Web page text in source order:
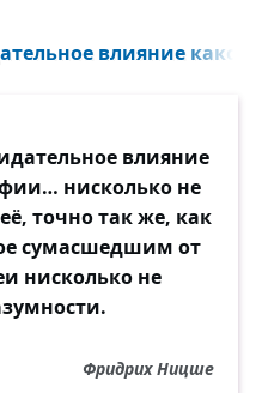
всё то, что имел,
на свете жили!
влияние
влияние
нисколько не
точно так же, как
сумасшедшим от
нисколько не
Фридрих Ницше